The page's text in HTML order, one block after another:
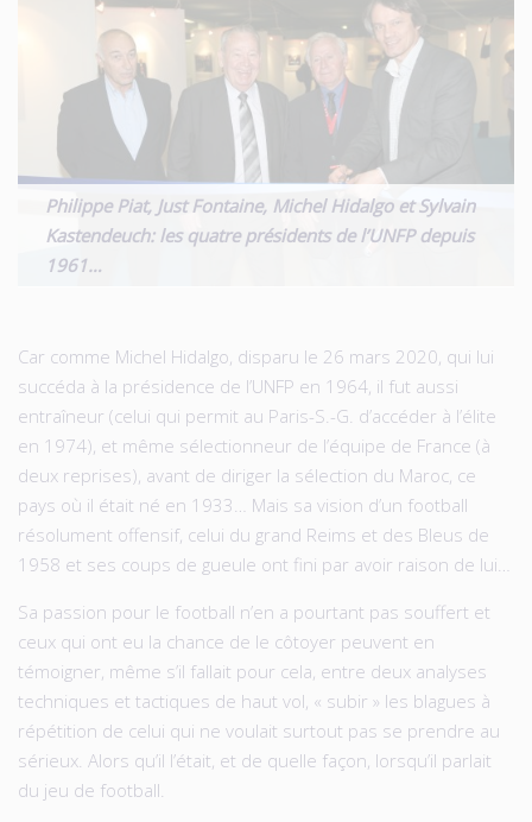
Philippe Piat, Just Fontaine, Michel Hidalgo et Sylvain
Kastendeuch: les quatre présidents de l’UNFP depuis
1961…
Car comme Michel Hidalgo, disparu le 26 mars 2020, qui lui
succéda à la présidence de l’UNFP en 1964, il fut aussi
entraîneur (celui qui permit au Paris-S.-G. d’accéder à l’élite
en 1974), et même sélectionneur de l’équipe de France (à
deux reprises), avant de diriger la sélection du Maroc, ce
pays où il était né en 1933… Mais sa vision d’un football
résolument offensif, celui du grand Reims et des Bleus de
1958 et ses coups de gueule ont fini par avoir raison de lui…
Sa passion pour le football n’en a pourtant pas souffert et
ceux qui ont eu la chance de le côtoyer peuvent en
témoigner, même s’il fallait pour cela, entre deux analyses
techniques et tactiques de haut vol, « subir » les blagues à
répétition de celui qui ne voulait surtout pas se prendre au
sérieux. Alors qu’il l’était, et de quelle façon, lorsqu’il parlait
du jeu de football.